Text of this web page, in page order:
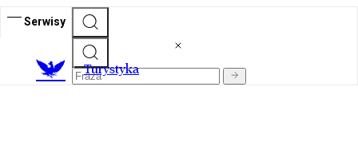
Serwisy
Turystyka